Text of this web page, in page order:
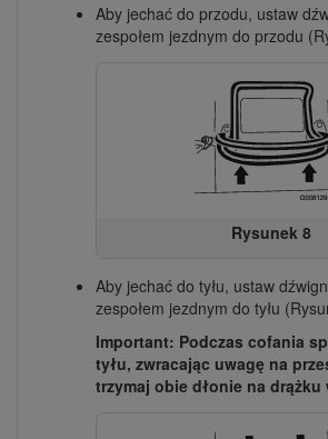
Aby jechać do przodu, ustaw
zespołem jezdnym do przodu
Rysunek 8
Aby jechać do tyłu, ustaw
zespołem jezdnym do tyłu
Important: Podczas cofania
tyłu, zwracając uwagę na
trzymaj obie dłonie na drążku